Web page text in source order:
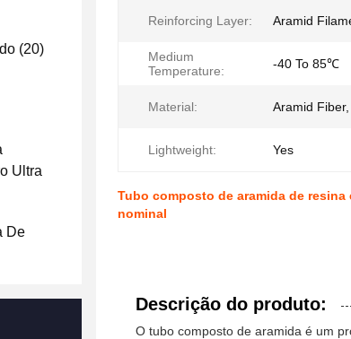
(20)
Ultra
De
Reinforcing Layer: Aramid
Medium
Temperature:
-40 To 85℃
Material: Aramid
Lightweight: Yes
Tubo composto de aramida de resina
nominal
Descrição do produto:
O tubo composto de aramida é um